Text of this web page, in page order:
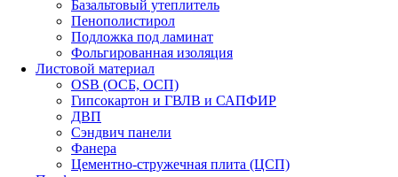
Базальтовый утеплитель
Пенополистирол
Подложка под ламинат
Фольгированная изоляция
Листовой материал
OSB (ОСБ, ОСП)
Гипсокартон и ГВЛВ и САПФИР
ДВП
Сэндвич панели
Фанера
Цементно-стружечная плита (ЦСП)